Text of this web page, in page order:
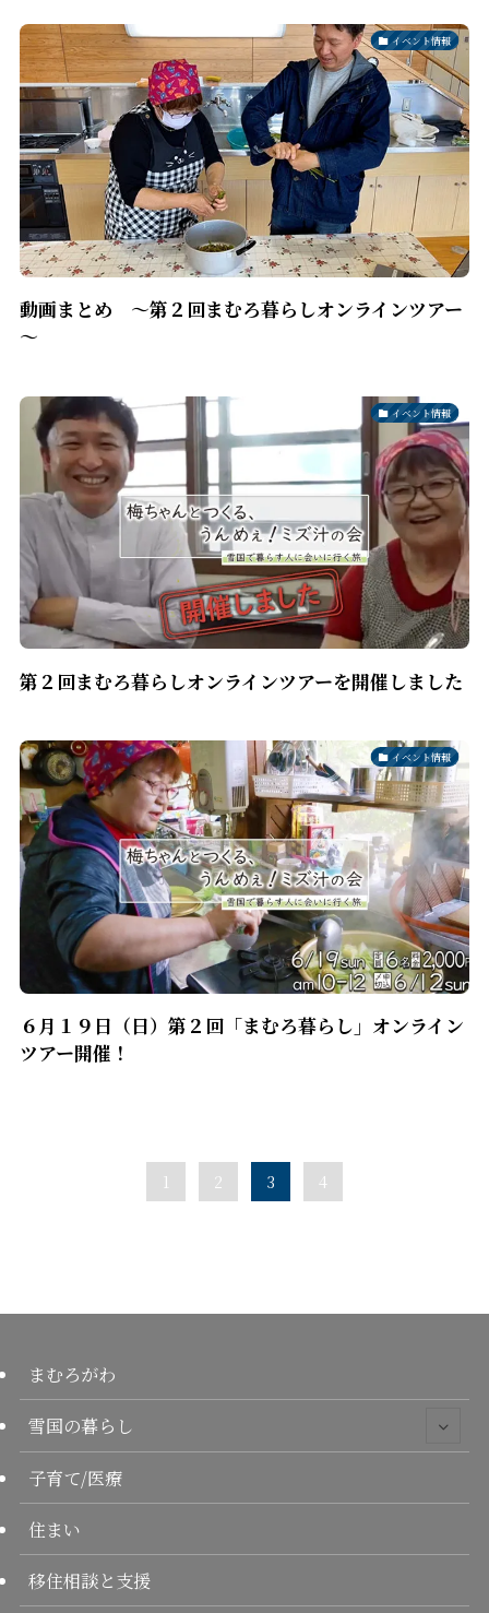
イベント情報
動画まとめ ～第２回まむろ暮らしオンラインツアー
～
イベント情報
第２回まむろ暮らしオンラインツアーを開催しました
イベント情報
６月１９日（日）第２回「まむろ暮らし」オンライン
ツアー開催！
1 2 3 4
まむろがわ
雪国の暮らし
子育て/医療
住まい
移住相談と支援